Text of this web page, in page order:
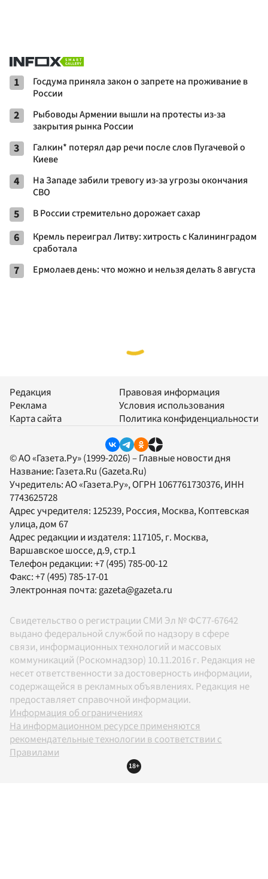
1
Госдума приняла закон о запрете на проживание в
России
2
Рыбоводы Армении вышли на протесты из-за
закрытия рынка России
3
Галкин* потерял дар речи после слов Пугачевой о
Киеве
4
На Западе забили тревогу из-за угрозы окончания
СВО
5 В России стремительно дорожает сахар
6
Кремль переиграл Литву: хитрость с Калининградом
сработала
7 Ермолаев день: что можно и нельзя делать 8 августа
Редакция
Реклама
Карта сайта
Правовая информация
Условия использования
Политика конфиденциальности
© АО «Газета.Ру» (1999-2026) – Главные новости дня
Название: Газета.Ru (Gazeta.Ru)
Учредитель:АО «Газета.Ру», ОГРН 1067761730376, ИНН
7743625728
Адрес учредителя: 125239, Россия, Москва, Коптевская
улица, дом 67
Адрес редакции и издателя: 117105, г. Москва,
Варшавское шоссе, д.9, стр.1
Телефон редакции:+7 (495) 785-00-12
Факс:+7 (495) 785-17-01
Электронная почта:gazeta@gazeta.ru
Свидетельство о регистрации СМИ Эл № ФС77-67642
выдано федеральной службой по надзору в сфере
связи, информационных технологий и массовых
коммуникаций (Роскомнадзор) 10.11.2016 г. Редакция не
несет ответственности за достоверность информации,
содержащейся в рекламных объявлениях. Редакция не
предоставляет справочной информации.
Информация об ограничениях
На информационном ресурсе применяются
рекомендательные технологии в соответствии с
Правилами
18+